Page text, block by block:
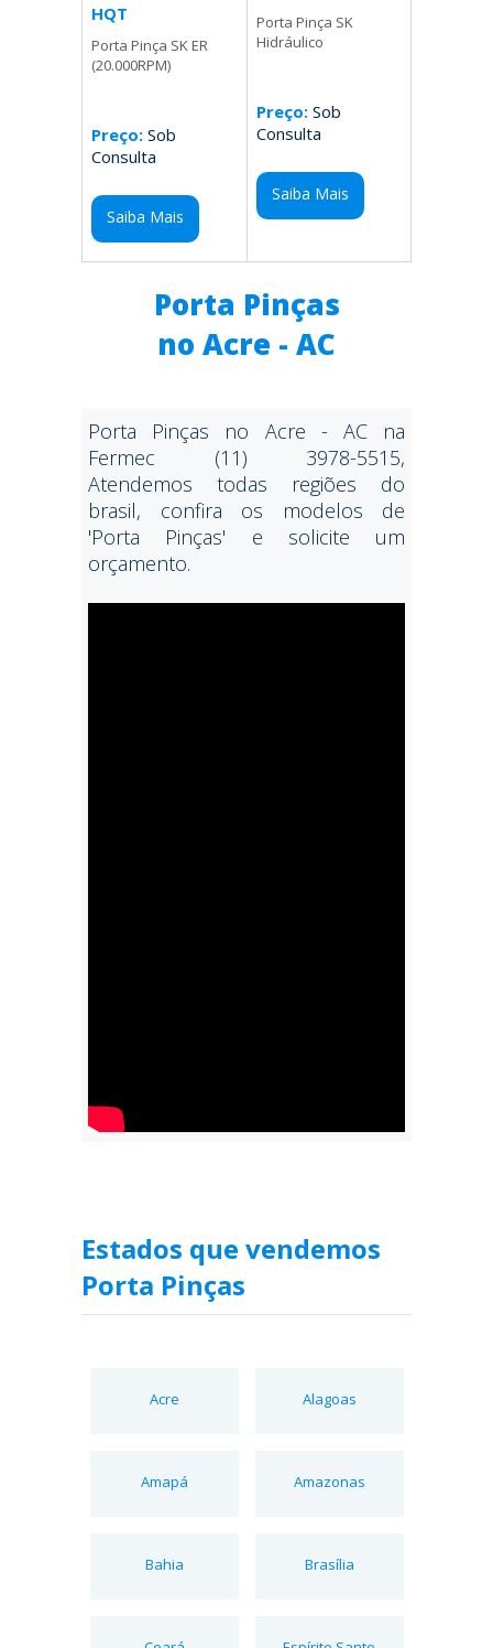
HQT
Porta Pinça SK ER
(20.000RPM)
Preço: Sob
Consulta
Saiba Mais
Porta Pinça SK
Hidráulico
Preço:Sob
Consulta
Saiba Mais
Porta Pinças
no Acre - AC
Porta Pinças no Acre - AC na
Fermec (11) 3978-5515,
Atendemos todas regiões do
brasil, confira os modelos de
'Porta Pinças' e solicite um
orçamento.
Estados que vendemos
Porta Pinças
Acre Alagoas
Amapá Amazonas
Bahia Brasília